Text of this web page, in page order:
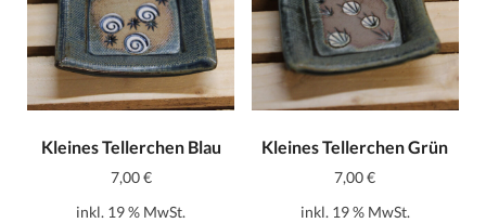
Kleines Tellerchen Blau
7,00€
inkl. 19 % MwSt.
Kleines Tellerchen Grün
7,00€
inkl. 19 % MwSt.